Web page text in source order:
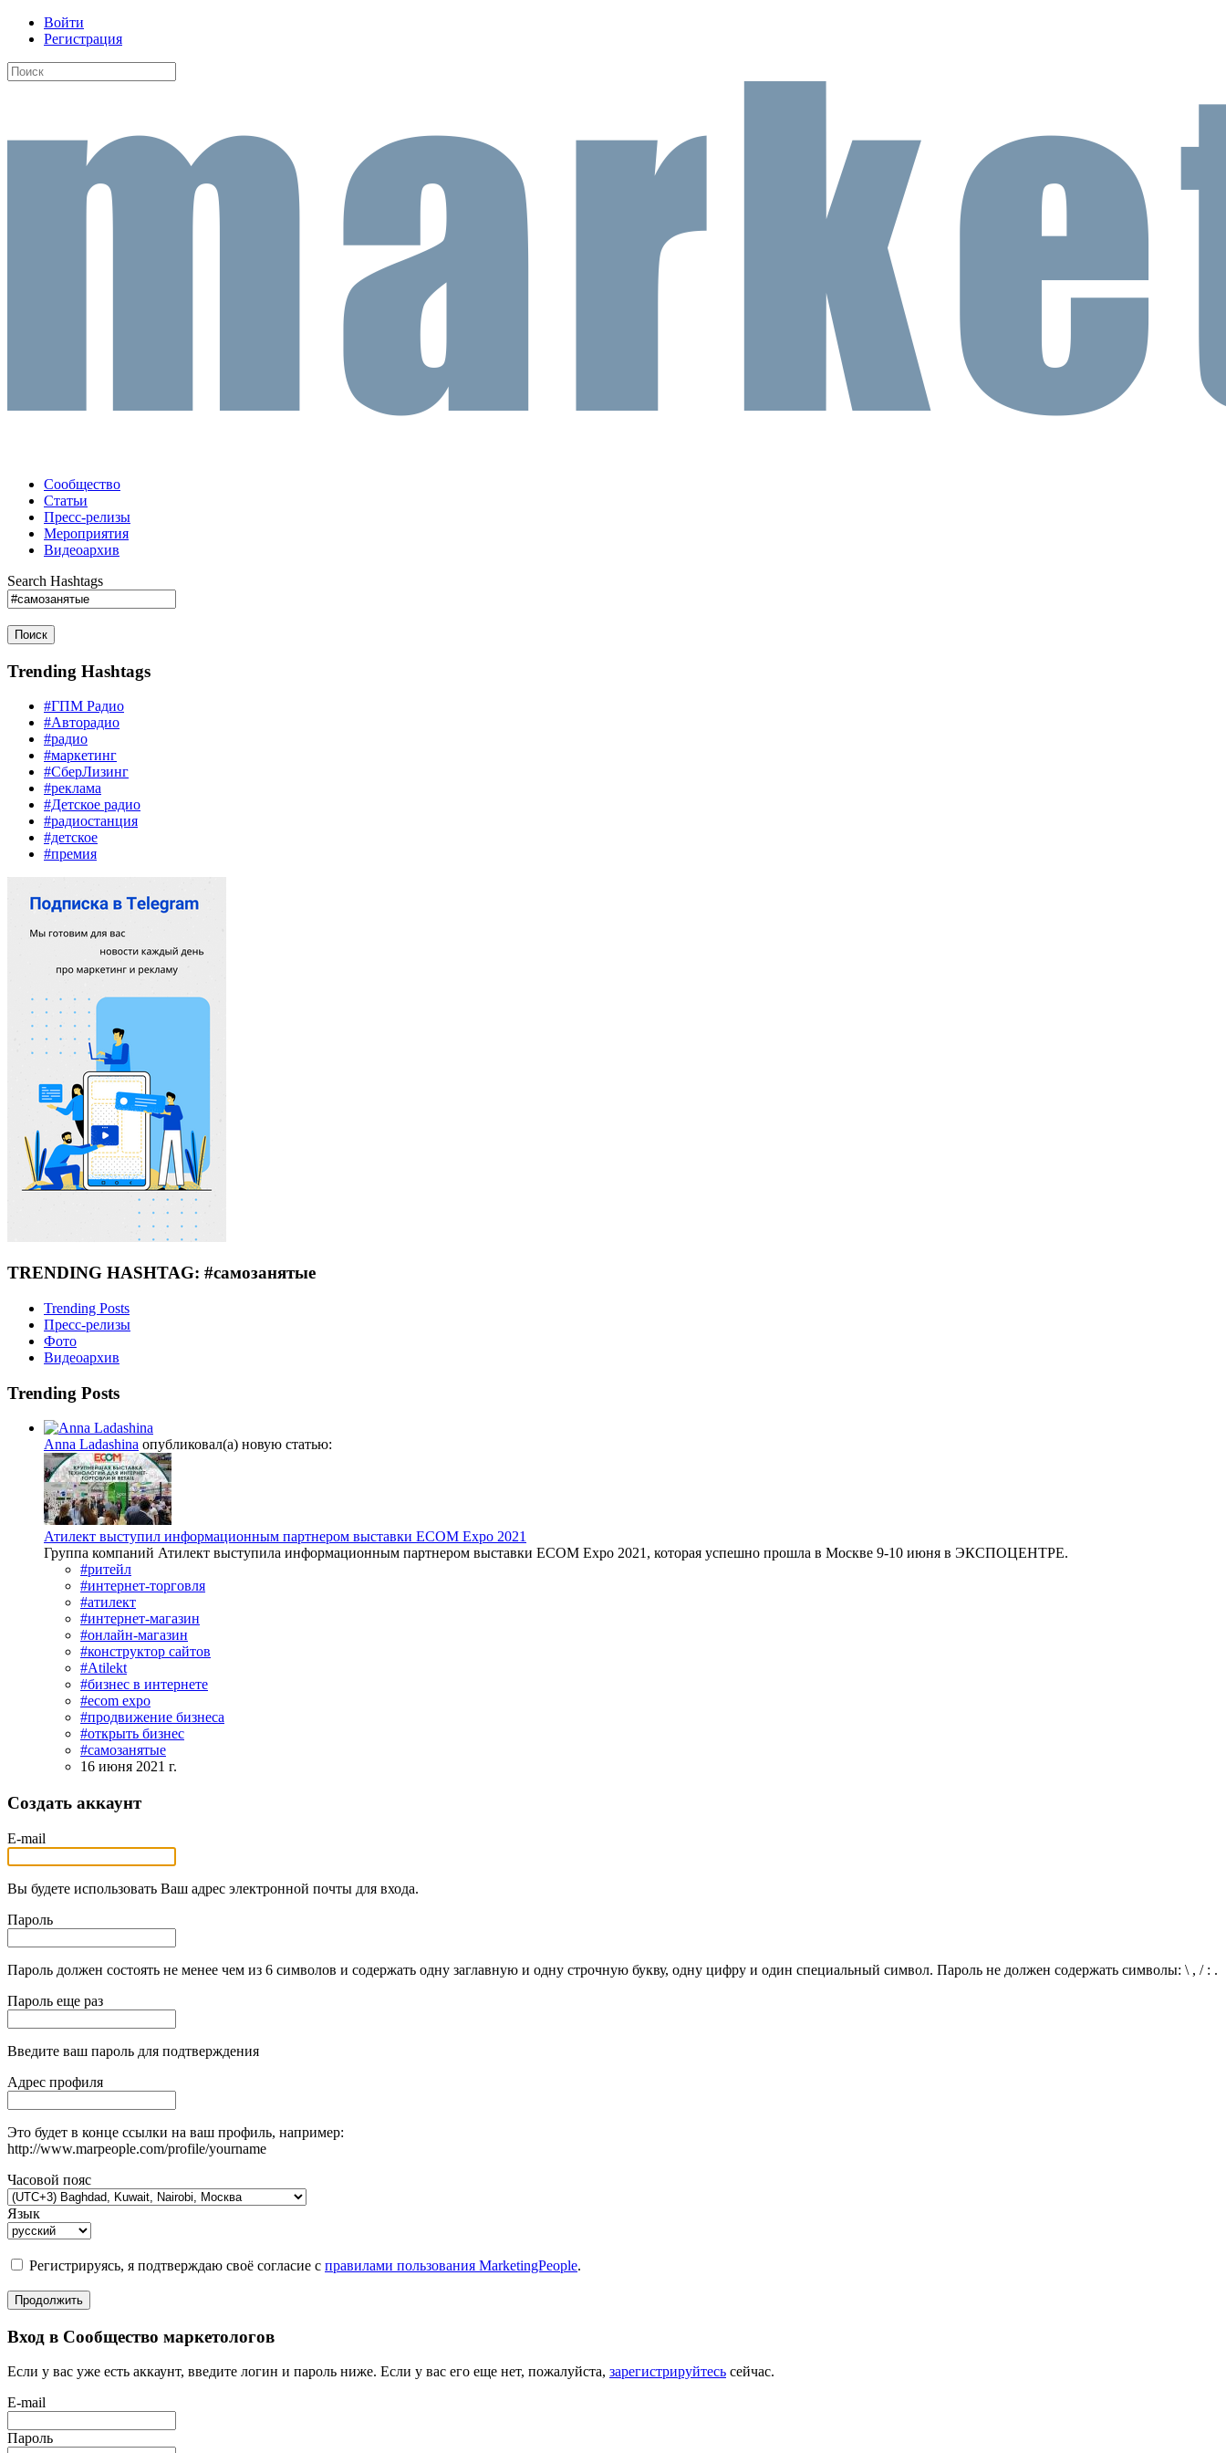
Войти
Регистрация
Сообщество
Статьи
Пресс-релизы
Мероприятия
Видеоархив
Search Hashtags
Поиск
Trending Hashtags
#ГПМ Радио
#Авторадио
#радио
#маркетинг
#СберЛизинг
#реклама
#Детское радио
#радиостанция
#детское
#премия
TRENDING HASHTAG: #самозанятые
Trending Posts
Пресс-релизы
Фото
Видеоархив
Trending Posts
Anna Ladashina опубликовал(а) новую статью:
Атилект выступил информационным партнером выставки ECOM Expo 2021
Группа компаний Атилект выступила информационным партнером выставки ECOM Expo 2021, которая успешно прошла в Москве 9-10 июня в ЭКСПОЦЕНТРЕ.
#ритейл
#интернет-торговля
#атилект
#интернет-магазин
#онлайн-магазин
#конструктор сайтов
#Atilekt
#бизнес в интернете
#ecom expo
#продвижение бизнеса
#открыть бизнес
#самозанятые
16 июня 2021 г.
Создать аккаунт
E-mail
Вы будете использовать Ваш адрес электронной почты для входа.
Пароль
Пароль должен состоять не менее чем из 6 символов и содержать одну заглавную и одну строчную букву, одну цифру и один специальный символ. Пароль не должен содержать символы: \ , / : .
Пароль еще раз
Введите ваш пароль для подтверждения
Адрес профиля
Это будет в конце ссылки на ваш профиль, например:
http://www.marpeople.com/profile/yourname
Часовой пояс
Язык
Регистрируясь, я подтверждаю своё согласие с правилами пользования MarketingPeople.
Продолжить
Вход в Сообщество маркетологов
Если у вас уже есть аккаунт, введите логин и пароль ниже. Если у вас его еще нет, пожалуйста, зарегистрируйтесь сейчас.
E-mail
Пароль